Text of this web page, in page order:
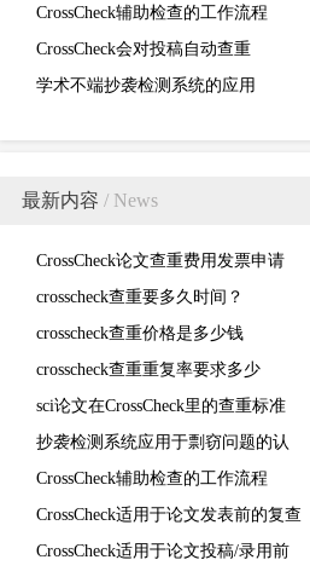
定
CrossCheck辅助检查的工作流程
CrossCheck会对投稿自动查重
学术不端抄袭检测系统的应用
最新内容 / News
CrossCheck论文查重费用发票申请
crosscheck查重要多久时间？
crosscheck查重价格是多少钱
crosscheck查重重复率要求多少
sci论文在CrossCheck里的查重标准
抄袭检测系统应用于剽窃问题的认
定
CrossCheck辅助检查的工作流程
CrossCheck适用于论文发表前的复查
CrossCheck适用于论文投稿/录用前